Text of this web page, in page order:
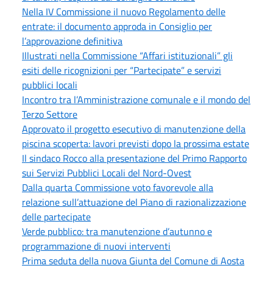
Nella IV Commissione il nuovo Regolamento delle
entrate: il documento approda in Consiglio per
l’approvazione definitiva
Illustrati nella Commissione “Affari istituzionali” gli
esiti delle ricognizioni per “Partecipate” e servizi
pubblici locali
Incontro tra l’Amministrazione comunale e il mondo del
Terzo Settore
Approvato il progetto esecutivo di manutenzione della
piscina scoperta: lavori previsti dopo la prossima estate
Il sindaco Rocco alla presentazione del Primo Rapporto
sui Servizi Pubblici Locali del Nord-Ovest
Dalla quarta Commissione voto favorevole alla
relazione sull’attuazione del Piano di razionalizzazione
delle partecipate
Verde pubblico: tra manutenzione d’autunno e
programmazione di nuovi interventi
Prima seduta della nuova Giunta del Comune di Aosta